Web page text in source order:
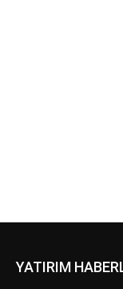
YATIRIM